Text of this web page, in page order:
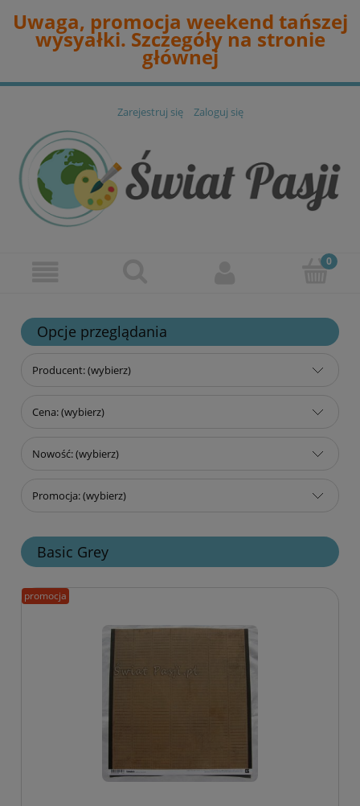
Uwaga, promocja weekend tańszej
wysyałki. Szczegóły na stronie
głównej
Zarejestruj się Zaloguj się
Opcje przeglądania
Producent: (wybierz)
Cena: (wybierz)
Nowość: (wybierz)
Promocja: (wybierz)
Basic Grey
promocja